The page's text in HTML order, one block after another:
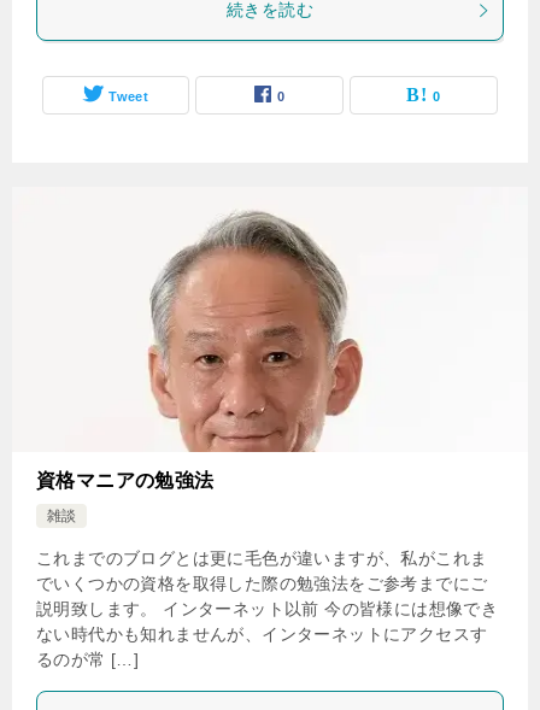
続きを読む
Tweet 0 0
資格マニアの勉強法
雑談
これまでのブログとは更に毛色が違いますが、私がこれま
でいくつかの資格を取得した際の勉強法をご参考までにご
説明致します。 インターネット以前 今の皆様には想像でき
ない時代かも知れませんが、インターネットにアクセスす
るのが常 […]